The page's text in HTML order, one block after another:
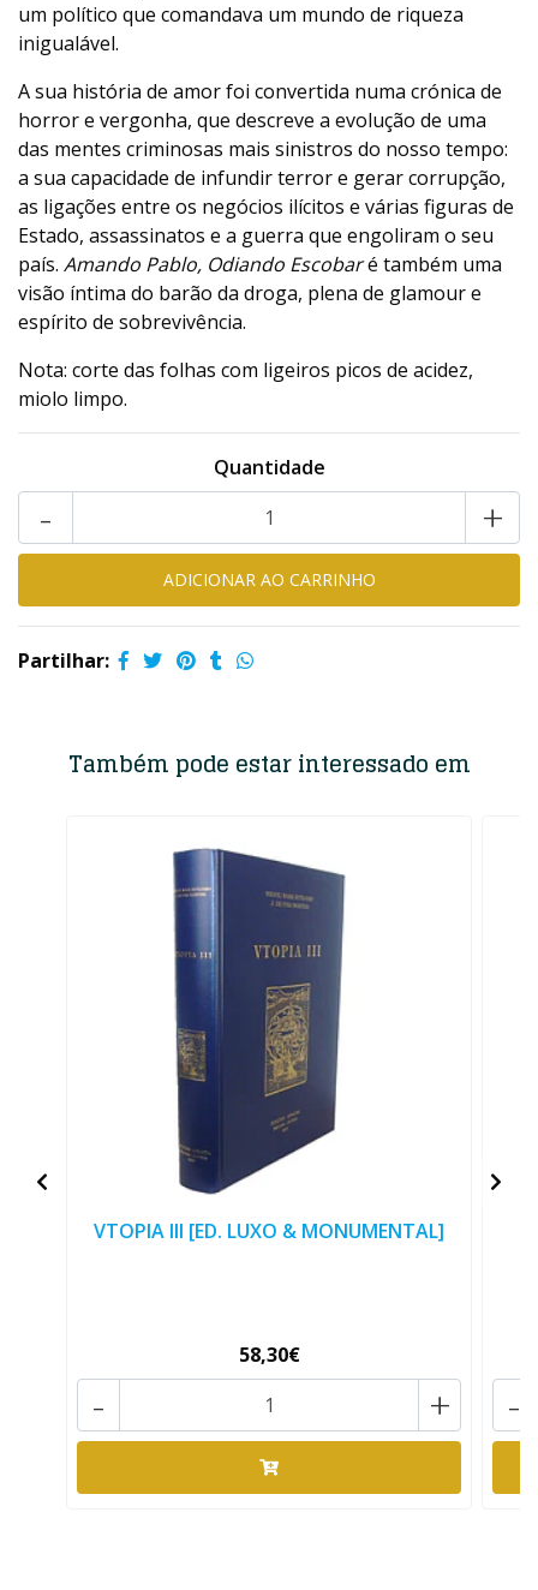
um político que comandava um mundo de riqueza
inigualável.
A sua história de amor foi convertida numa crónica de
horror e vergonha, que descreve a evolução de uma
das mentes criminosas mais sinistros do nosso tempo:
a sua capacidade de infundir terror e gerar corrupção,
as ligações entre os negócios ilícitos e várias figuras de
Estado, assassinatos e a guerra que engoliram o seu
país. Amando Pablo, Odiando Escobaré também uma
visão íntima do barão da droga, plena de glamour e
espírito de sobrevivência.
Nota: corte das folhas com ligeiros picos de acidez,
miolo limpo.
Quantidade
+
-
Partilhar:
Também pode estar interessado em
VTOPIA III [ED. LUXO & MONUMENTAL]
58,30€
+
- -